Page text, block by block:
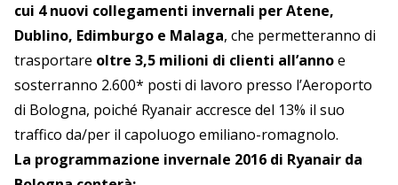
cui 4 nuovi collegamenti invernali per Atene,
Dublino, Edimburgo e Malaga, che permetteranno di
trasportare oltre 3,5 milioni di clienti all’annoe
sosterranno 2.600* posti di lavoro presso l’Aeroporto
di Bologna, poiché Ryanair accresce del 13% il suo
traffico da/per il capoluogo emiliano-romagnolo.
La programmazione invernale 2016 di Ryanair da